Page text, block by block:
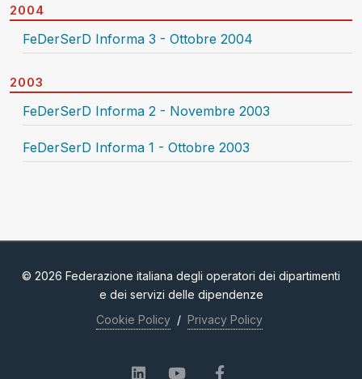
2004
FeDerSerD Informa 3 - Ottobre 2004
2003
FeDerSerD Informa 2 - Novembre 2003
FeDerSerD Informa 1 - Ottobre 2003
© 2026 Federazione italiana degli operatori dei dipartimenti
e dei servizi delle dipendenze
Cookie Policy / Privacy Policy